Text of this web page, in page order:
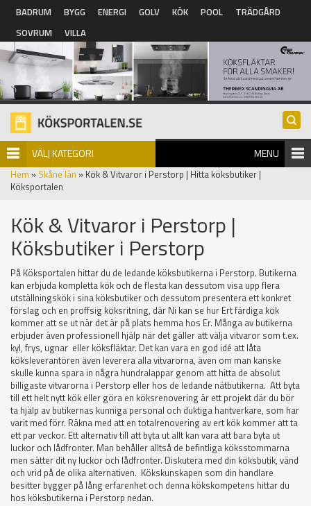
Hoppa till huvudinnehåll
BADRUM BYGG ENERGI GOLV KÖK POOL
TRÄDGÅRD
SOVRUM
VILLA
VÄLJ KATEGORI MENU
Hem » Skåne län » Kök & Vitvaror i Perstorp | Hitta köksbutiker |
Köksportalen
Kök & Vitvaror i Perstorp |
Köksbutiker i Perstorp
På Köksportalen hittar du de ledande köksbutikerna i Perstorp. Butikerna
kan erbjuda kompletta kök och de flesta kan dessutom visa upp flera
utställningskök i sina köksbutiker och dessutom presentera ett konkret
förslag och en proffsig köksritning, där Ni kan se hur Ert färdiga kök
kommer att se ut när det är på plats hemma hos Er. Många av butikerna
erbjuder även professionell hjälp när det gäller att välja vitvaror som t.ex.
kyl, frys, ugnar eller köksfläktar. Det kan vara en god idé att låta
köksleverantören även leverera alla vitvarorna, även om man kanske
skulle kunna spara in några hundralappar genom att hitta de absolut
billigaste vitvarorna i Perstorp eller hos de ledande nätbutikerna. Att byta
till ett helt nytt kök eller göra en köksrenovering är ett projekt där du bör
ta hjälp av butikernas kunniga personal och duktiga hantverkare, som har
varit med förr. Räkna med att en totalrenovering av ert kök kommer att ta
ett par veckor. Ett alternativ till att byta ut allt kan vara att bara byta ut
luckor och lådfronter. Man behåller alltså de befintliga köksstommarna
men sätter dit ny luckor och lådfronter. Diskutera med din köksbutik, vänd
och vrid på de olika alternativen. Kökskunskapen som din handlare
besitter bygger på lång erfarenhet och denna kökskompetens hittar du
hos köksbutikerna i Perstorp nedan.